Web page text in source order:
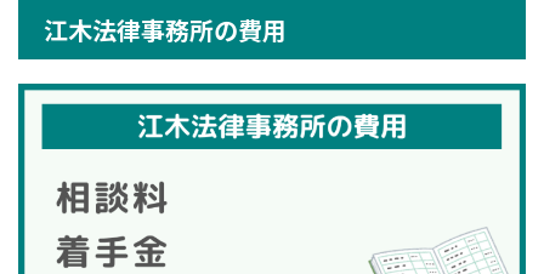
江木法律事務所の費用